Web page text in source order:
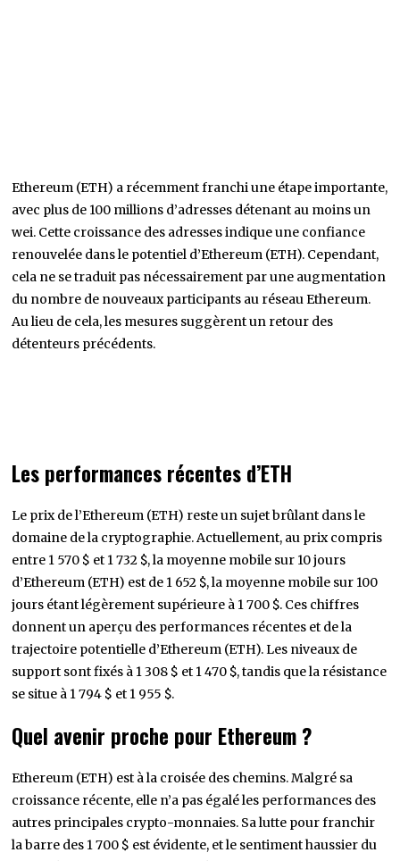
Ethereum (ETH) a récemment franchi une étape importante,
avec plus de 100 millions d’adresses détenant au moins un
wei. Cette croissance des adresses indique une confiance
renouvelée dans le potentiel d’Ethereum (ETH). Cependant,
cela ne se traduit pas nécessairement par une augmentation
Les performances récentes d’ETH
Le prix de l’Ethereum (ETH) reste un sujet brûlant dans le
domaine de la cryptographie. Actuellement, au prix compris
entre 1 570 $ et 1 732 $, la moyenne mobile sur 10 jours
d’Ethereum (ETH) est de 1 652 $, la moyenne mobile sur 100
jours étant légèrement supérieure à 1 700 $. Ces chiffres
donnent un aperçu des performances récentes et de la
trajectoire potentielle d’Ethereum (ETH). Les niveaux de
support sont fixés à 1 308 $ et 1 470 $, tandis que la résistance
se situe à 1 794 $ et 1 955 $.
Quel avenir proche pour Ethereum ?
Ethereum (ETH) est à la croisée des chemins. Malgré sa